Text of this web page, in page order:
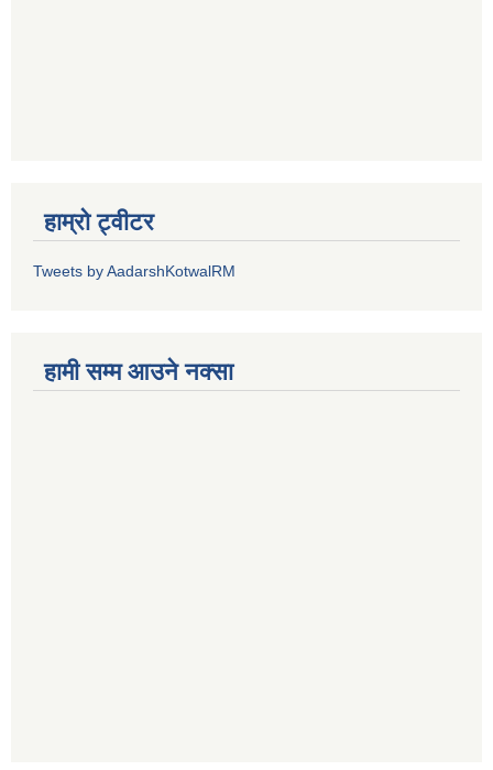
हाम्रो ट्वीटर
Tweets by AadarshKotwalRM
हामी सम्म आउने नक्सा